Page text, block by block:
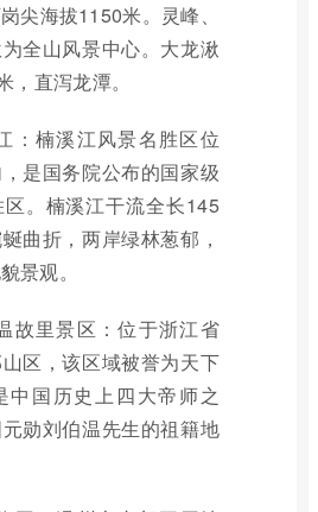
尖海拔1150米。灵峰、
全山风景中心。大龙湫
，直泻龙潭。
：楠溪江风景名胜区位
是国务院公布的国家级
。楠溪江干流全长145
曲折，两岸绿林葱郁，
景观。
故里景区：位于浙江省
区，该区域被誉为天下
中国历史上四大帝师之
勋刘伯温先生的祖籍地